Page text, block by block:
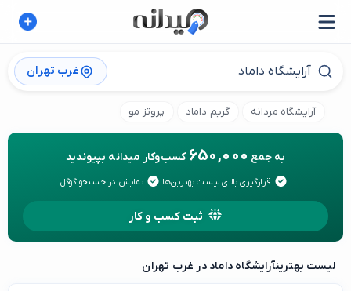
غرب تهران
آرایشگاه مردانه گریم داماد پروتز مو
به جمع 650,000 کسب‌وکار میدانه بپیوندید
قرارگیری بالای لیست بهترین‌ها نمایش در جستجو گوگل
ثبت کسب و کار
لیست بهترینآرایشگاه داماد در غرب تهران